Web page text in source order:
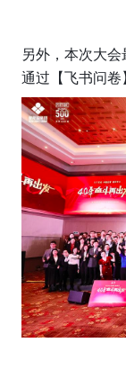
另外，本次大会
通过【飞书问